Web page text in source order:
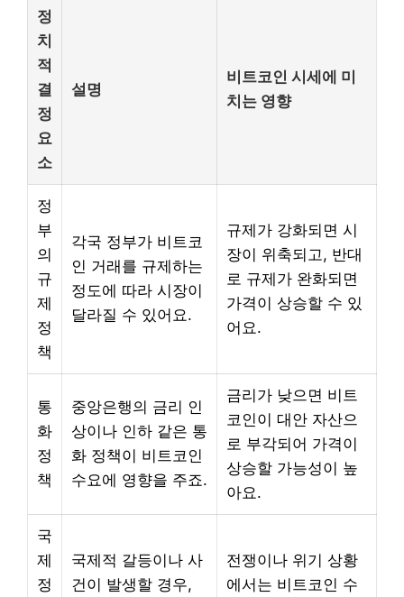
정
치
적
결
정
요
소
설명
비트코인 시세에 미
치는 영향
정
부
의
규
제
정
책
각국 정부가 비트코
인 거래를 규제하는
정도에 따라 시장이
달라질 수 있어요.
규제가 강화되면 시
장이 위축되고, 반대
로 규제가 완화되면
가격이 상승할 수 있
어요.
통
화
정
책
중앙은행의 금리 인
상이나 인하 같은 통
화 정책이 비트코인
수요에 영향을 주죠.
금리가 낮으면 비트
코인이 대안 자산으
로 부각되어 가격이
상승할 가능성이 높
아요.
국
제
정
국제적 갈등이나 사
건이 발생할 경우,
전쟁이나 위기 상황
에서는 비트코인 수